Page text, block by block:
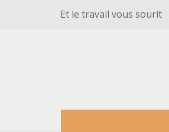
Et le travail vous sourit